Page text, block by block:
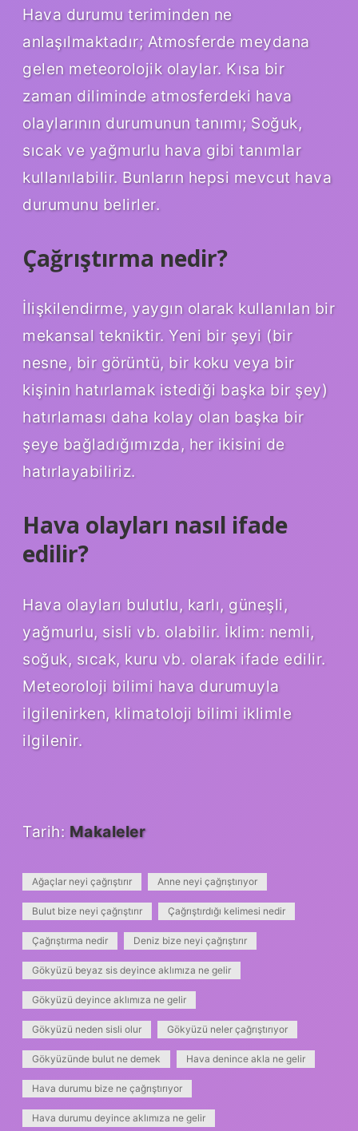
Hava durumu teriminden ne
anlaşılmaktadır; Atmosferde meydana
gelen meteorolojik olaylar. Kısa bir
zaman diliminde atmosferdeki hava
olaylarının durumunun tanımı; Soğuk,
sıcak ve yağmurlu hava gibi tanımlar
kullanılabilir. Bunların hepsi mevcut hava
durumunu belirler.
Çağrıştırma nedir?
İlişkilendirme, yaygın olarak kullanılan bir
mekansal tekniktir. Yeni bir şeyi (bir
nesne, bir görüntü, bir koku veya bir
kişinin hatırlamak istediği başka bir şey)
hatırlaması daha kolay olan başka bir
şeye bağladığımızda, her ikisini de
hatırlayabiliriz.
Hava olayları nasıl ifade
edilir?
Hava olayları bulutlu, karlı, güneşli,
yağmurlu, sisli vb. olabilir. İklim: nemli,
soğuk, sıcak, kuru vb. olarak ifade edilir.
Meteoroloji bilimi hava durumuyla
ilgilenirken, klimatoloji bilimi iklimle
ilgilenir.
Tarih: Makaleler
Ağaçlar neyi çağrıştırır Anne neyi çağrıştırıyor
Bulut bize neyi çağrıştırır Çağrıştırdığı kelimesi nedir
Çağrıştırma nedir Deniz bize neyi çağrıştırır
Gökyüzü beyaz sis deyince aklımıza ne gelir
Gökyüzü deyince aklımıza ne gelir
Gökyüzü neden sisli olur Gökyüzü neler çağrıştırıyor
Gökyüzünde bulut ne demek Hava denince akla ne gelir
Hava durumu bize ne çağrıştırıyor
Hava durumu deyince aklımıza ne gelir